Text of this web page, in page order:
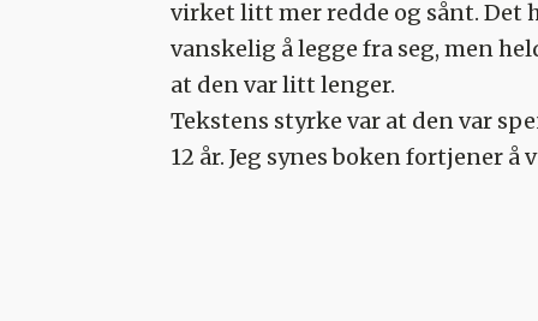
virket litt mer redde og sånt. Det
vanskelig å legge fra seg, men
at den var litt lenger.
Tekstens styrke var at den var
12 år. Jeg synes boken fortjener